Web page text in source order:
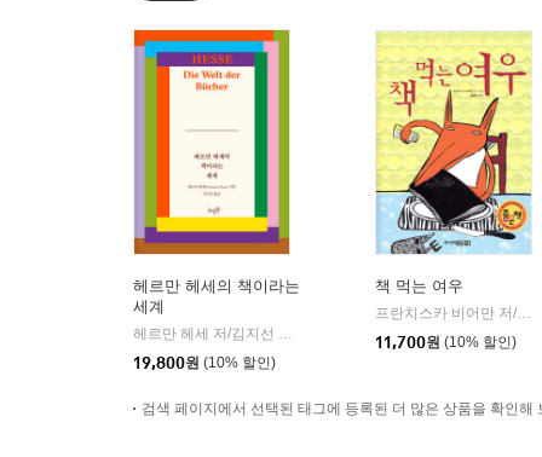
헤르만 헤세의 책이라는
세계
헤르만 헤세 저/김지선 역
19,800원 (10% 할인)
책 먹는 여우
프란치스카 비어만 저/김경연 역
11,700원 (10% 할인)
검색 페이지에서 선택된 태그에 등록된 더 많은 상품을 확인해